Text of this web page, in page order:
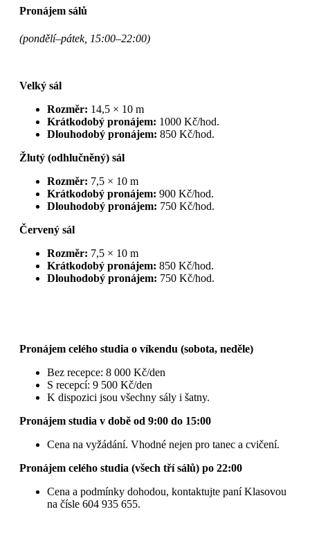
Pronájem sálů
(pondělí–pátek, 15:00–22:00)
Velký sál
Rozměr: 14,5 × 10 m
Krátkodobý pronájem: 1000 Kč/hod.
Dlouhodobý pronájem: 850 Kč/hod.
Žlutý (odhlučněný) sál
Rozměr: 7,5 × 10 m
Krátkodobý pronájem: 900 Kč/hod.
Dlouhodobý pronájem: 750 Kč/hod.
Červený sál
Rozměr: 7,5 × 10 m
Krátkodobý pronájem: 850 Kč/hod.
Dlouhodobý pronájem: 750 Kč/hod.
Pronájem celého studia o víkendu (sobota, neděle)
Bez recepce: 8 000 Kč/den
S recepcí: 9 500 Kč/den
K dispozici jsou všechny sály i šatny.
Pronájem studia v době od 9:00 do 15:00
Cena na vyžádání. Vhodné nejen pro tanec a cvičení.
Pronájem celého studia (všech tří sálů) po 22:00
Cena a podmínky dohodou, kontaktujte paní Klasovou
na čísle 604 935 655.